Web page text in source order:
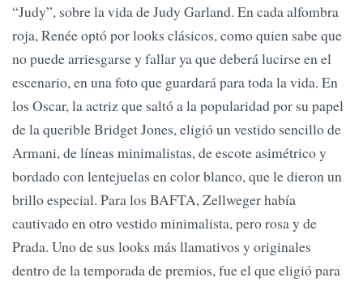
“Judy”, sobre la vida de Judy Garland. En cada alfombra
roja, Renée optó por looks clásicos, como quien sabe que
no puede arriesgarse y fallar ya que deberá lucirse en el
escenario, en una foto que guardará para toda la vida. En
los Oscar, la actriz que saltó a la popularidad por su papel
de la querible Bridget Jones, eligió un vestido sencillo de
Armani, de líneas minimalistas, de escote asimétrico y
bordado con lentejuelas en color blanco, que le dieron un
brillo especial. Para los BAFTA, Zellweger había
cautivado en otro vestido minimalista, pero rosa y de
Prada. Uno de sus looks más llamativos y originales
dentro de la temporada de premios, fue el que eligió para